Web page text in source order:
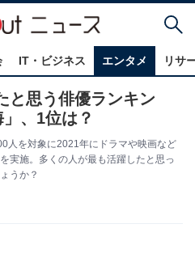
IT・ビジネス エンタメ リサ
と思う俳優ランキン
、1位は？
人を対象に2021年にドラマや映画など
実施。多くの人が最も活躍したと思っ
うか？